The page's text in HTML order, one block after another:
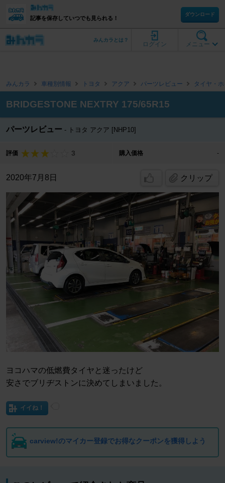
記事を保存していつでも見られる！
ダウンロード
メニュー
ログイン
みんカラとは？
みんカラ 車種別情報 トヨタ アクア パーツレビュー タイヤ・
BRIDGESTONE NEXTRY 175/65R15
パーツレビュー トヨタ アクア [NHP10]
評価 3 購入価格 -
2020年7月8日 クリップ
ヨコハマの低燃費タイヤと迷ったけど
安さでブリヂストンに決めてしまいました。
イイね！
carview!のマイカー登録でお得なクーポンを獲得しよう